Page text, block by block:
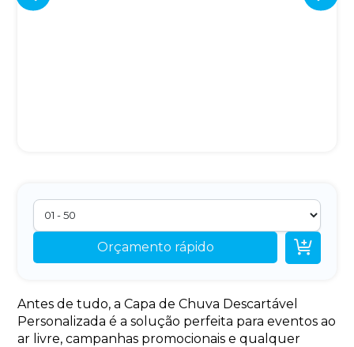
Orçamento rápido 
Antes de tudo, a Capa de Chuva Descartável
Personalizada é a solução perfeita para eventos ao
ar livre, campanhas promocionais e qualquer